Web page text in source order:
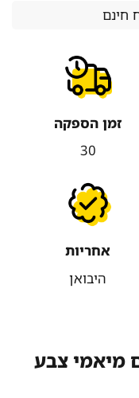
זמן הספקה
30
אחריות
היבואן
מיאמי צבע